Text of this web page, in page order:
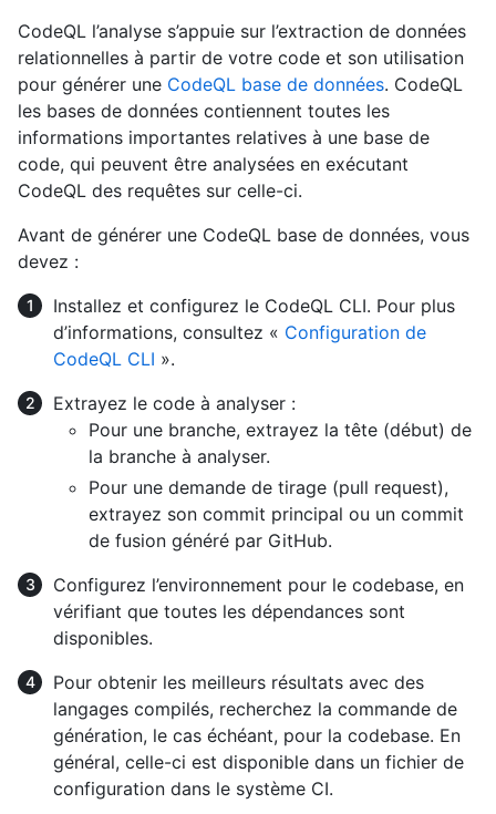
CodeQL l’analyse s’appuie sur l’extraction de données
relationnelles à partir de votre code et son utilisation
pour générer une CodeQL base de données. CodeQL
les bases de données contiennent toutes les
informations importantes relatives à une base de
code, qui peuvent être analysées en exécutant
CodeQL des requêtes sur celle-ci.
Avant de générer une CodeQL base de données, vous
devez :
Installez et configurez le CodeQL CLI. Pour plus
d’informations, consultez « Configuration de
CodeQL CLI ».
Extrayez le code à analyser :
Pour une branche, extrayez la tête (début) de
la branche à analyser.
Pour une demande de tirage (pull request),
extrayez son commit principal ou un commit
de fusion généré par GitHub.
Configurez l’environnement pour le codebase, en
vérifiant que toutes les dépendances sont
disponibles.
Pour obtenir les meilleurs résultats avec des
langages compilés, recherchez la commande de
génération, le cas échéant, pour la codebase. En
général, celle-ci est disponible dans un fichier de
configuration dans le système CI.